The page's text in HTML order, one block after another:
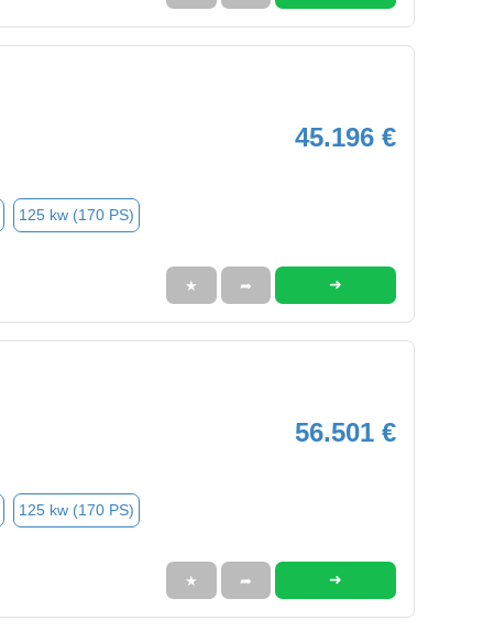
45.196 €
125 kw (170 PS)
★ ➦ ➜
56.501 €
125 kw (170 PS)
★ ➦ ➜